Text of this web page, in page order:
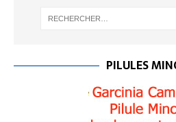
PILULES